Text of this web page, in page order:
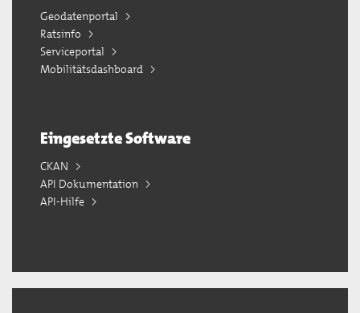
Geodatenportal
Ratsinfo
Serviceportal
Mobilitätsdashboard
Eingesetzte Software
CKAN
API Dokumentation
API-Hilfe